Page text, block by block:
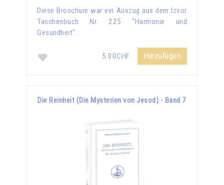
Diese Broschüre war ein Auszug aus dem Izvor
Taschenbuch Nr. 225 "Harmonie und
Gesundheit".
5.00CHF Hinzufügen
Die Reinheit (Die Mysterien von Jesod) - Band 7